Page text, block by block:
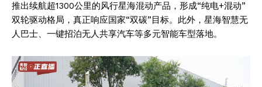
推出续航超1300公里的风行星海混动产品，形成“纯电+混动”
双轮驱动格局，真正响应国家“双碳”目标。此外，星海智慧无
人巴士、一键招泊无人共享汽车等多元智能车型落地。